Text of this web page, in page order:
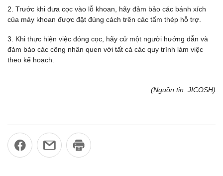
2. Trước khi đưa cọc vào lỗ khoan, hãy đảm bảo các bánh xích
của máy khoan được đặt đúng cách trên các tấm thép hỗ trợ.
3. Khi thực hiện việc đóng cọc, hãy cử một người hướng dẫn và
đảm bảo các công nhân quen với tất cả các quy trình làm việc
theo kế hoạch.
(Nguồn tin: JICOSH)